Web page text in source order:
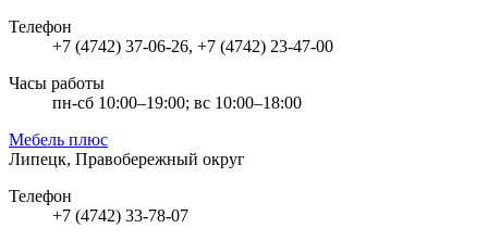
Телефон
+7 (4742) 37-06-26, +7 (4742) 23-47-00
Часы работы
пн-сб 10:00–19:00; вс 10:00–18:00
Мебель плюс
Липецк, Правобережный округ
Телефон
+7 (4742) 33-78-07